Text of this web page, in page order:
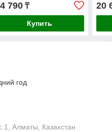
790₸
Купить
20
год
1, Алматы, Казахстан